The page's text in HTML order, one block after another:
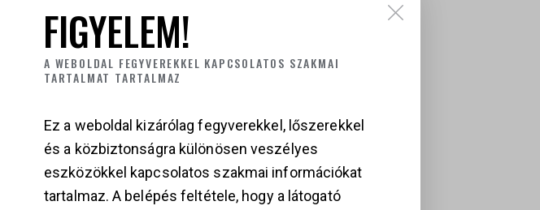
FIGYELEM!
A WEBOLDAL FEGYVEREKKEL KAPCSOLATOS SZAKMAI
TARTALMAT TARTALMAZ
Ez a weboldal kizárólag fegyverekkel, lőszerekkel
és a közbiztonságra különösen veszélyes
eszközökkel kapcsolatos szakmai információkat
tartalmaz. A belépés feltétele, hogy a látogató